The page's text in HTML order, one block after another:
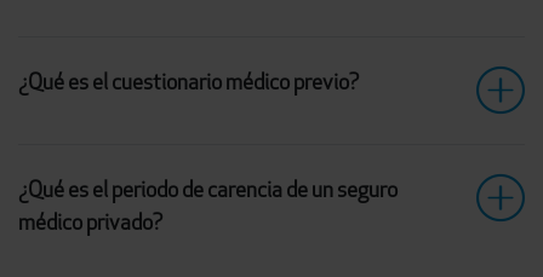
¿Qué es el cuestionario médico previo?
¿Qué es el periodo de carencia de un seguro
médico privado?